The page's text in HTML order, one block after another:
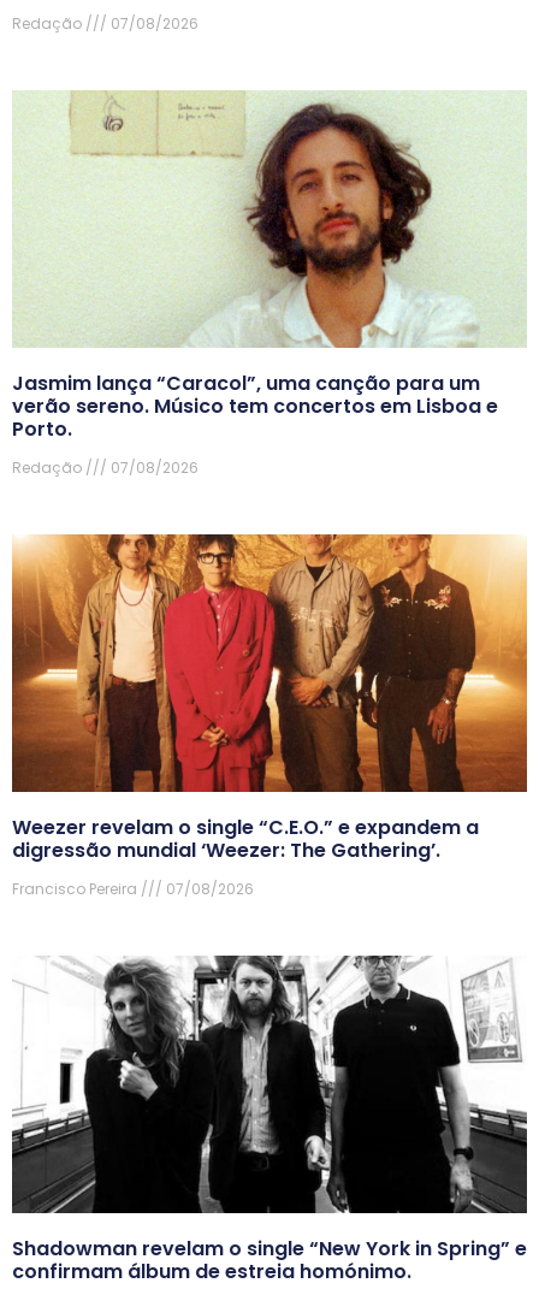
Redação 07/08/2026
Jasmim lança “Caracol”, uma canção para um
verão sereno. Músico tem concertos em Lisboa e
Porto.
Redação 07/08/2026
Weezer revelam o single “C.E.O.” e expandem a
digressão mundial ‘Weezer: The Gathering’.
Francisco Pereira 07/08/2026
Shadowman revelam o single “New York in Spring” e
confirmam álbum de estreia homónimo.